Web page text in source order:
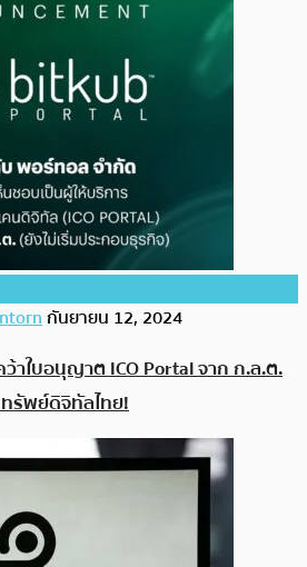
กันยายน 12, 2024
าใบอนุญาต ICO Portal จาก ก.ล.ต.
รัพย์ดิจิทัลไทย!